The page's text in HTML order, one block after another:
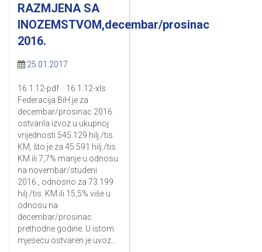
RAZMJENA SA
INOZEMSTVOM,decembar/prosinac
2016.
25.01.2017
16.1.12-pdf 16.1.12-xls
Federacija BiH je za
decembar/prosinac 2016.
ostvarila izvoz u ukupnoj
vrijednosti 545.129 hilj./tis.
KM, što je za 45.591 hilj./tis.
KM ili 7,7% manje u odnosu
na novembar/studeni
2016., odnosno za 73.199
hilj./tis. KM ili 15,5% više u
odnosu na
decembar/prosinac
prethodne godine. U istom
mjesecu ostvaren je uvoz…